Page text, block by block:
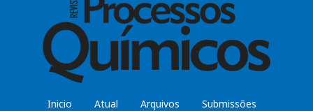
Inicio Atual Arquivos Submissões